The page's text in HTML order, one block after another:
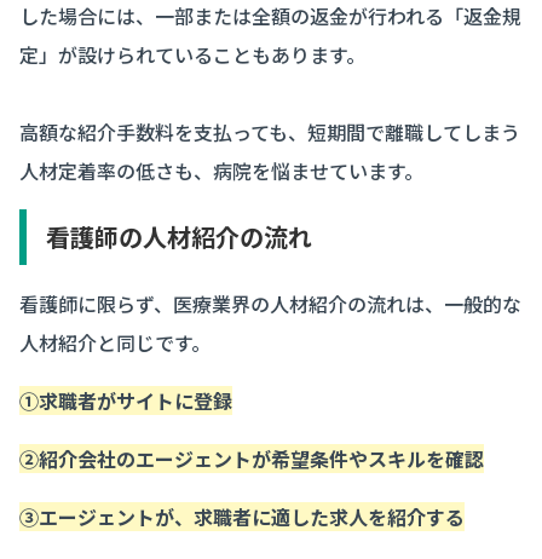
した場合には、一部または全額の返金が行われる「返金規
定」が設けられていることもあります。
高額な紹介手数料を支払っても、短期間で離職してしまう
人材定着率の低さも、病院を悩ませています。
看護師の人材紹介の流れ
看護師に限らず、医療業界の人材紹介の流れは、一般的な
人材紹介と同じです。
①求職者がサイトに登録
②紹介会社のエージェントが希望条件やスキルを確認
③エージェントが、求職者に適した求人を紹介する